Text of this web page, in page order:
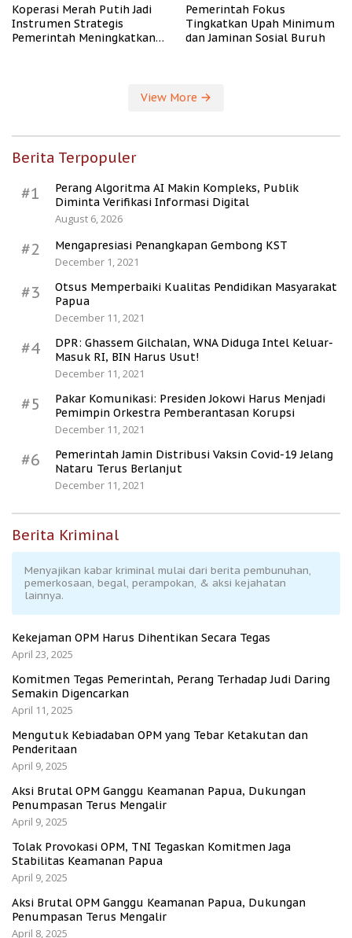
Koperasi Merah Putih Jadi
Instrumen Strategis
Pemerintah Meningkatkan
Pemerintah Fokus
Tingkatkan Upah Minimum
dan Jaminan Sosial Buruh
View More
Berita Terpopuler
#1
Perang Algoritma AI Makin Kompleks, Publik
Diminta Verifikasi Informasi Digital
August 6, 2026
#2
Mengapresiasi Penangkapan Gembong KST
December 1, 2021
#3
Otsus Memperbaiki Kualitas Pendidikan Masyarakat
Papua
December 11, 2021
#4
DPR: Ghassem Gilchalan, WNA Diduga Intel Keluar-
Masuk RI, BIN Harus Usut!
December 11, 2021
#5
Pakar Komunikasi: Presiden Jokowi Harus Menjadi
Pemimpin Orkestra Pemberantasan Korupsi
December 11, 2021
#6
Pemerintah Jamin Distribusi Vaksin Covid-19 Jelang
Nataru Terus Berlanjut
December 11, 2021
Berita Kriminal
Menyajikan kabar kriminal mulai dari berita pembunuhan,
pemerkosaan, begal, perampokan, & aksi kejahatan
lainnya.
Kekejaman OPM Harus Dihentikan Secara Tegas
April 23, 2025
Komitmen Tegas Pemerintah, Perang Terhadap Judi Daring
Semakin Digencarkan
April 11, 2025
Mengutuk Kebiadaban OPM yang Tebar Ketakutan dan
Penderitaan
April 9, 2025
Aksi Brutal OPM Ganggu Keamanan Papua, Dukungan
Penumpasan Terus Mengalir
April 9, 2025
Tolak Provokasi OPM, TNI Tegaskan Komitmen Jaga
Stabilitas Keamanan Papua
April 9, 2025
Aksi Brutal OPM Ganggu Keamanan Papua, Dukungan
Penumpasan Terus Mengalir
April 8, 2025